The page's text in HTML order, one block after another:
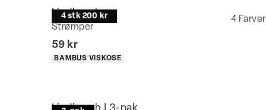
4 stk 200 kr
Lindbergh
Strømper
4 Farver
I alt (inkl. rabat)
59 kr
Produkt egenskaber
BAMBUS VISKOSE